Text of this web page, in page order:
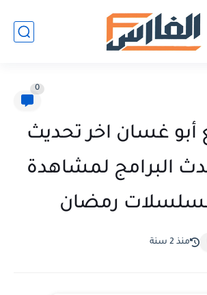
0
أبو غسان اخر تحديث
البرامج لمشاهدة
مسلسلات رمضان
منذ 2 سنة